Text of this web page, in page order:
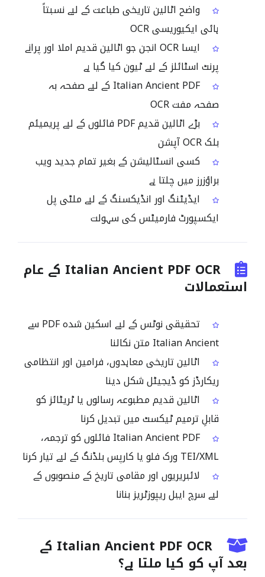
واضح اٹالین تاریخی طباعت کے لیے نسبتاً
ہائی ایکیوریسی OCR
ایسا OCR انجن جو اٹالین قدیم املا اور پرانے
پرنٹ اسٹائلز کے لیے ٹیون کیا گیا ہے
Italian Ancient PDF کے لیے صفحہ بہ
صفحہ مفت OCR
بڑے اٹالین قدیم PDF فائلوں کے لیے پریمیئم
بلک OCR آپشن
کسی انسٹالیشن کے بغیر تمام جدید ویب
براؤزرز میں چلتا ہے
ایڈیٹنگ اور انڈیکسنگ کے لیے ملٹی پل
ایکسپورٹ فارمیٹس کی سہولت
Italian Ancient PDF OCR کے عام
استعمالات
تحقیقی نوٹس کے لیے اسکین شدہ PDF سے
Italian Ancient متن نکالنا
اٹالین تاریخی معاہدوں، فرامین اور انتظامی
ریکارڈز کو ڈیجیٹل شکل دینا
اٹالین قدیم مطبوعہ رسالوں یا ٹریٹائز کو
قابلِ ترمیم ٹیکسٹ میں تبدیل کرنا
Italian Ancient PDF فائلوں کو ترجمہ،
TEI/XML ورک فلو یا کارپس بلڈنگ کے لیے تیار کرنا
لائبریریوں اور مقامی تاریخ کے منصوبوں کے
لیے سرچ ایبل ریپوزٹریز بنانا
Italian Ancient PDF OCR کے
بعد آپ کو کیا ملتا ہے؟